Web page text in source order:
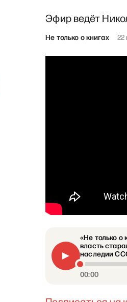
Эфир ведёт
Не только о книгах 22
«Не только
власть
наследии
00:00